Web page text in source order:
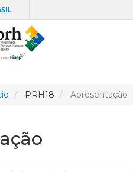
PRH18 Apresentação